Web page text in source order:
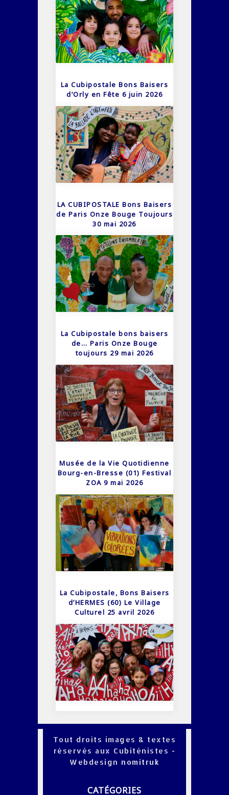
La Cubipostale Bons Baisers
d’Orly en Fête 6 juin 2026
LA CUBIPOSTALE Bons Baisers
de Paris Onze Bouge Toujours
30 mai 2026
La Cubipostale bons baisers
de… Paris Onze Bouge
toujours 29 mai 2026
Musée de la Vie Quotidienne
Bourg-en-Bresse (01) Festival
ZOA 9 mai 2026
La Cubipostale, Bons Baisers
d’HERMES (60) Le Village
Culturel 25 avril 2026
Tout droits images & textes
réservés aux Cubiténistes -
Webdesign nomitruk
CATÉGORIES